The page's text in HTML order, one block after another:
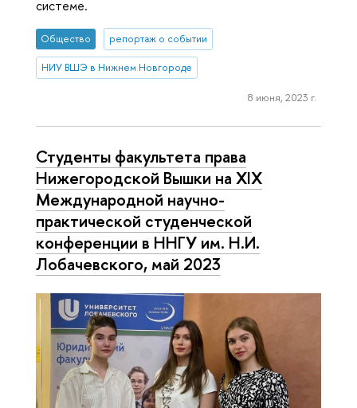
системе.
Общество репортаж о событии
НИУ ВШЭ в Нижнем Новгороде
8 июня, 2023 г.
Студенты факультета права
Нижегородской Вышки на XIX
Международной научно-
практической студенческой
конференции в ННГУ им. Н.И.
Лобачевского, май 2023